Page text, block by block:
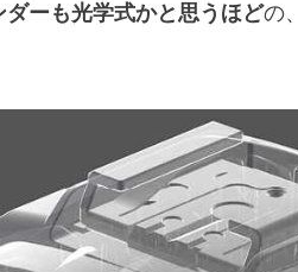
ーも光学式かと思うほどの